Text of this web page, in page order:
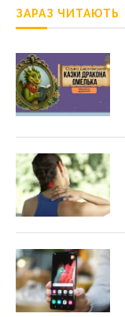
ЗАРАЗ ЧИТАЮТЬ